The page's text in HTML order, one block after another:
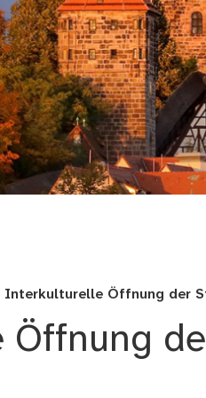
Interkulturelle Öffnung der